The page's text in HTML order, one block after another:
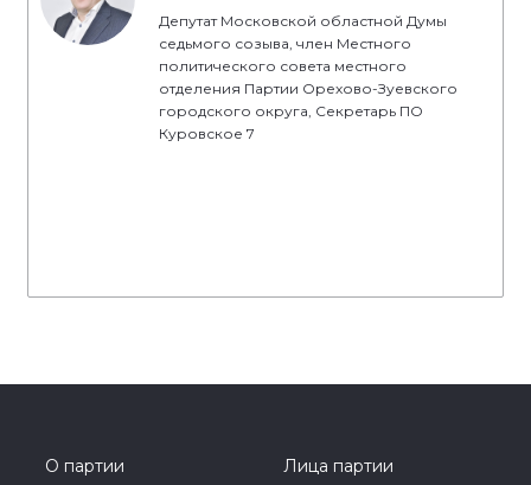
Депутат Московской областной Думы
седьмого созыва, член Местного
политического совета местного
отделения Партии Орехово-Зуевского
городского округа, Секретарь ПО
Куровское 7
О партии
Лица партии